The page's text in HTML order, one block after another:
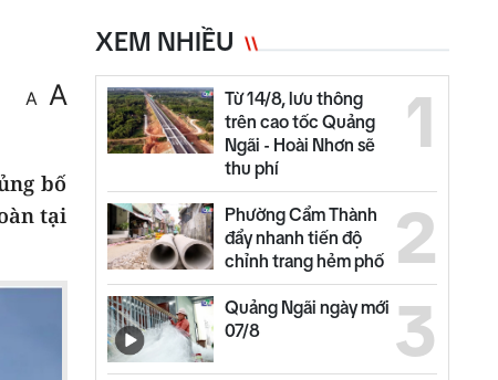
A A
bố
tại
XEM NHIỀU
1
Từ 14/8, lưu thông
trên cao tốc Quảng
Ngãi - Hoài Nhơn sẽ
thu phí
2
Phường Cẩm Thành
đẩy nhanh tiến độ
chỉnh trang hẻm phố
3
Quảng Ngãi ngày mới
07/8